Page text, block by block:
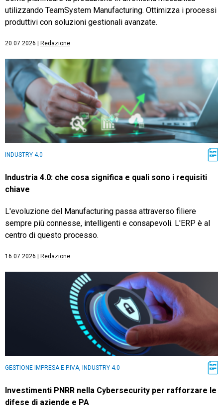
utilizzando TeamSystem Manufacturing. Ottimizza i processi
produttivi con soluzioni gestionali avanzate.
20.07.2026 Redazione
INDUSTRY 4.0
Industria 4.0: che cosa significa e quali sono i requisiti
chiave
L'evoluzione del Manufacturing passa attraverso filiere
sempre più connesse, intelligenti e consapevoli. L'ERP è al
centro di questo processo.
16.07.2026 Redazione
GESTIONE IMPRESA E P.IVA, INDUSTRY 4.0
Investimenti PNRR nella Cybersecurity per rafforzare le
difese di aziende e PA